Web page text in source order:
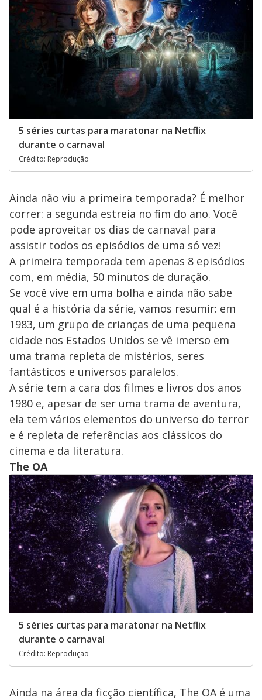
5 séries curtas para maratonar na Netflix
durante o carnaval
Crédito: Reprodução
Ainda não viu a primeira temporada? É melhor
correr: a segunda estreia no fim do ano. Você
pode aproveitar os dias de carnaval para
assistir todos os episódios de uma só vez!
A primeira temporada tem apenas 8 episódios
com, em média, 50 minutos de duração.
Se você vive em uma bolha e ainda não sabe
qual é a história da série, vamos resumir: em
1983, um grupo de crianças de uma pequena
cidade nos Estados Unidos se vê imerso em
uma trama repleta de mistérios, seres
fantásticos e universos paralelos.
A série tem a cara dos filmes e livros dos anos
1980 e, apesar de ser uma trama de aventura,
ela tem vários elementos do universo do terror
e é repleta de referências aos clássicos do
cinema e da literatura.
The OA
5 séries curtas para maratonar na Netflix
durante o carnaval
Crédito: Reprodução
Ainda na área da ficção científica, The OA é uma